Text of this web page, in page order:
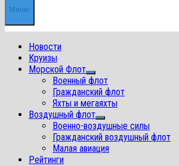
Меню
Новости
Круизы
Морской Флот
Показать
подменю
Военный флот
Гражданский флот
Яхты и мегаяхты
Воздушный флот
Показать
подменю
Военно-воздушные силы
Гражданский воздушный флот
Малая авиация
Рейтинги